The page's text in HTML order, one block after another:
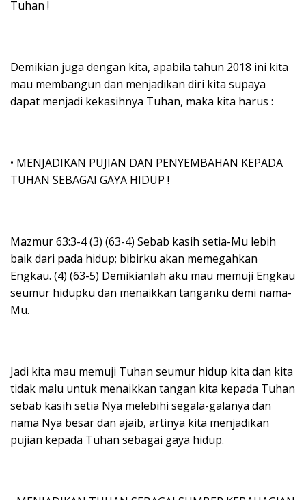
Tuhan !
Demikian juga dengan kita, apabila tahun 2018 ini kita
mau membangun dan menjadikan diri kita supaya
dapat menjadi kekasihnya Tuhan, maka kita harus :
• MENJADIKAN PUJIAN DAN PENYEMBAHAN KEPADA
TUHAN SEBAGAI GAYA HIDUP !
Mazmur 63:3-4 (3) (63-4) Sebab kasih setia-Mu lebih
baik dari pada hidup; bibirku akan memegahkan
Engkau. (4) (63-5) Demikianlah aku mau memuji Engkau
seumur hidupku dan menaikkan tanganku demi nama-
Mu.
Jadi kita mau memuji Tuhan seumur hidup kita dan kita
tidak malu untuk menaikkan tangan kita kepada Tuhan
sebab kasih setia Nya melebihi segala-galanya dan
nama Nya besar dan ajaib, artinya kita menjadikan
pujian kepada Tuhan sebagai gaya hidup.